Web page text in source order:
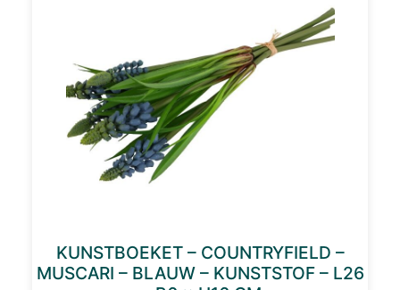
KUNSTBOEKET – COUNTRYFIELD –
MUSCARI – BLAUW – KUNSTSTOF – L26